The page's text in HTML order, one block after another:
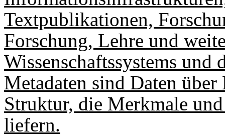
Textpublikationen,
Forschung, Lehre und
Wissenschaftssystems und
Metadaten sind Daten
Struktur, die Merkmale
liefern.